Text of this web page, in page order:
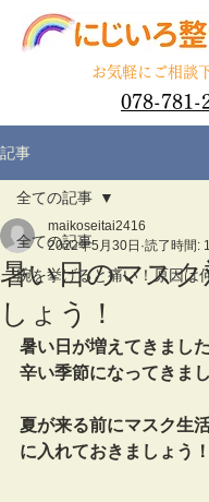
078-781-
お気軽にご相談
記事
全ての記事
腕を挙げると痛い！原因は
全ての記事
暑い日のマスク
しょう！
maikoseitai2416
2022年5月30日 読了時間:
暑い日が増えてきまし
辛い季節になってきま
夏が来る前にマスク生
に入れておきましょう！